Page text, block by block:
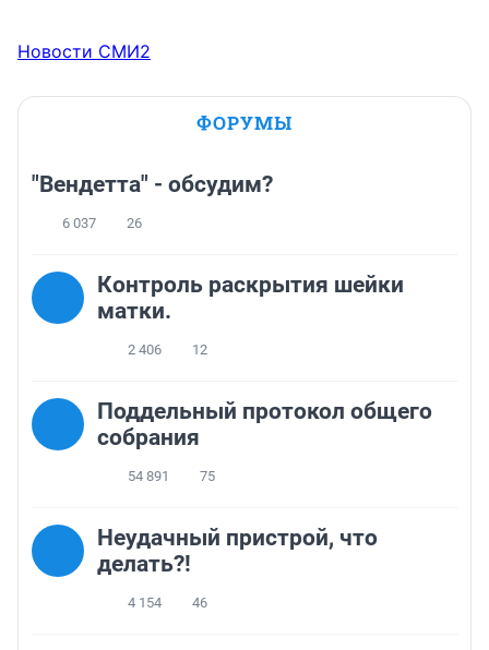
Новости СМИ2
ФОРУМЫ
"Вендетта" - обсудим?
6 037 26
Контроль раскрытия шейки
матки.
2 406 12
Поддельный протокол общего
собрания
54 891 75
Неудачный пристрой, что
делать?!
4 154 46